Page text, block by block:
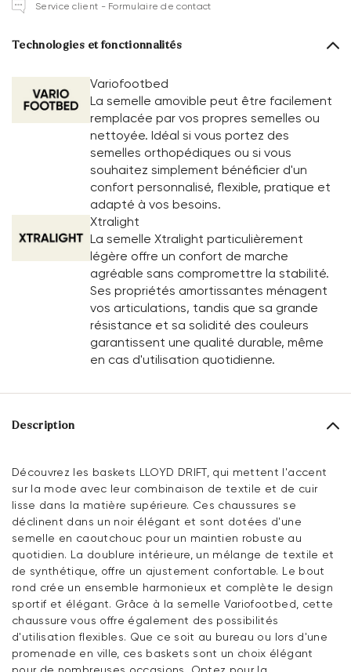
Service client - Formulaire de contact
Technologies et fonctionnalités
Variofootbed
La semelle amovible peut être facilement
remplacée par vos propres semelles ou
nettoyée. Idéal si vous portez des
semelles orthopédiques ou si vous
souhaitez simplement bénéficier d'un
confort personnalisé, flexible, pratique et
adapté à vos besoins.
Xtralight
La semelle Xtralight particulièrement
légère offre un confort de marche
agréable sans compromettre la stabilité.
Ses propriétés amortissantes ménagent
vos articulations, tandis que sa grande
résistance et sa solidité des couleurs
garantissent une qualité durable, même
en cas d'utilisation quotidienne.
Description
Découvrez les baskets LLOYD DRIFT, qui mettent l'accent
sur la mode avec leur combinaison de textile et de cuir
lisse dans la matière supérieure. Ces chaussures se
déclinent dans un noir élégant et sont dotées d'une
semelle en caoutchouc pour un maintien robuste au
quotidien. La doublure intérieure, un mélange de textile et
de synthétique, offre un ajustement confortable. Le bout
rond crée un ensemble harmonieux et complète le design
sportif et élégant. Grâce à la semelle Variofootbed, cette
chaussure vous offre également des possibilités
d'utilisation flexibles. Que ce soit au bureau ou lors d'une
promenade en ville, ces baskets sont un choix élégant